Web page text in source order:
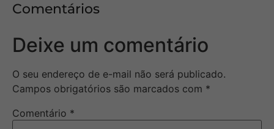
Comentários
Deixe um comentário
O seu endereço de e-mail não será publicado.
Campos obrigatórios são marcados com *
Comentário *